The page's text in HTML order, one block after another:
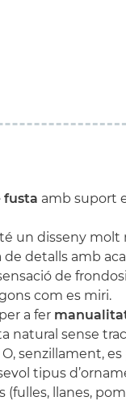
fusta amb suport
té un disseny molt
de detalls amb
de
com es miri.
a fer
natural sense
senzillament,
tipus
(fulles, llanes,